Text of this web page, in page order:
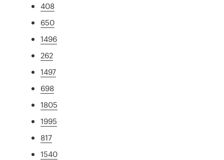
408
650
1496
262
1497
698
1805
1995
817
1540